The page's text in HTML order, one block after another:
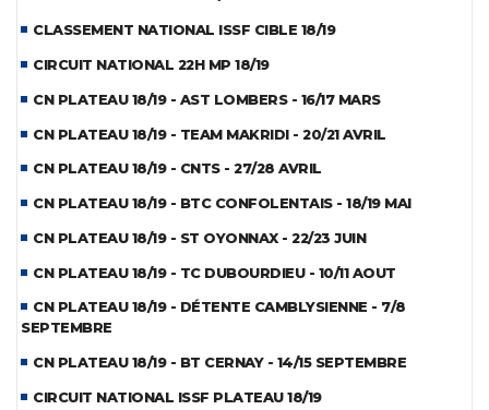
CLASSEMENT NATIONAL ISSF CIBLE 18/19
CIRCUIT NATIONAL 22H MP 18/19
CN PLATEAU 18/19 - AST LOMBERS - 16/17 MARS
CN PLATEAU 18/19 - TEAM MAKRIDI - 20/21 AVRIL
CN PLATEAU 18/19 - CNTS - 27/28 AVRIL
CN PLATEAU 18/19 - BTC CONFOLENTAIS - 18/19 MAI
CN PLATEAU 18/19 - ST OYONNAX - 22/23 JUIN
CN PLATEAU 18/19 - TC DUBOURDIEU - 10/11 AOUT
CN PLATEAU 18/19 - DÉTENTE CAMBLYSIENNE - 7/8
SEPTEMBRE
CN PLATEAU 18/19 - BT CERNAY - 14/15 SEPTEMBRE
CIRCUIT NATIONAL ISSF PLATEAU 18/19